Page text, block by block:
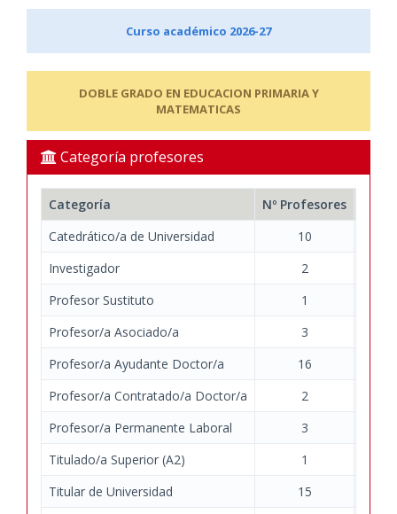
Curso académico 2026-27
DOBLE GRADO EN EDUCACION PRIMARIA Y
MATEMATICAS
Categoría profesores
Categoría Nº Profesores
Catedrático/a de Universidad
10
Investigador
2
Profesor Sustituto
1
Profesor/a Asociado/a
3
Profesor/a Ayudante Doctor/a
16
Profesor/a Contratado/a Doctor/a
2
Profesor/a Permanente Laboral
3
Titulado/a Superior (A2)
1
Titular de Universidad
15